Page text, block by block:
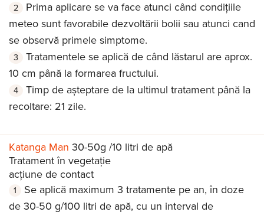
Prima aplicare se va face atunci când condițiile
meteo sunt favorabile dezvoltării bolii sau atunci cand
se observă primele simptome.
Tratamentele se aplică de când lăstarul are aprox.
10 cm până la formarea fructului.
Timp de așteptare de la ultimul tratament până la
recoltare: 21 zile.
Katanga Man 30-50g /10 litri de apă
Tratament în vegetație
acțiune de contact
Se aplică maximum 3 tratamente pe an, în doze
de 30-50 g/100 litri de apă, cu un interval de